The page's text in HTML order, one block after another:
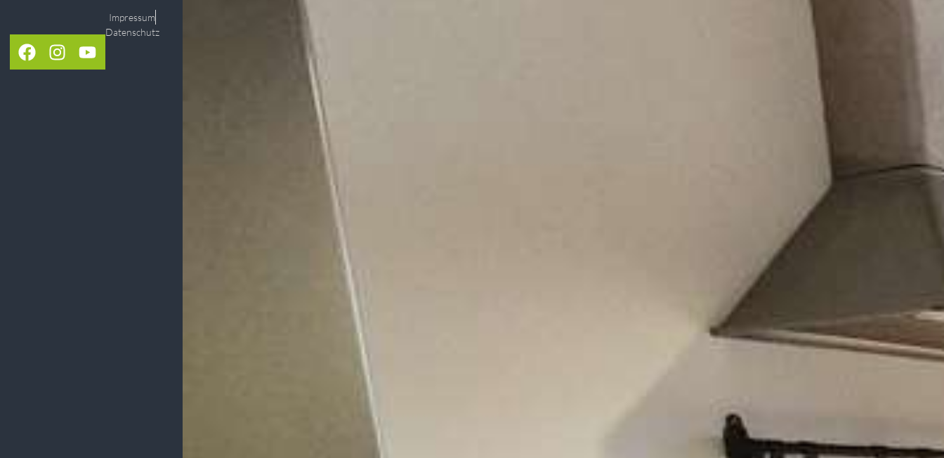
Impressum
Datenschutz